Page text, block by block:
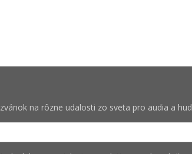
na rôzne udalosti zo sveta pro audia a